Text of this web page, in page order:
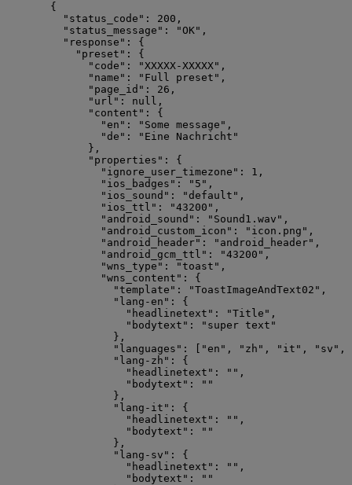
{
"status_code" : 200 ,
"status_message" : "OK" ,
"response" : {
"preset" : {
"code" : "XXXXX-XXXXX" ,
"name" : " Full preset " ,
"page_id" : 26 ,
"url" : null ,
"content" : {
"en" : " Some message " ,
"de" : " Eine Nachricht "
},
"properties" : {
"ignore_user_timezone" : 1 ,
"ios_badges" : " 5 " ,
"ios_sound" : "default " ,
"ios_ttl" : "43200 " ,
"android_sound" : " Sound1.wav " ,
"android_custom_icon" : " icon.png " ,
"android_header" : " android_header" ,
"android_gcm_ttl" : "43200 " ,
"wns_type" : " toast " ,
"wns_content" : {
"template" : "ToastImageAndText02 " ,
"lang-en" : {
"headlinetext" : "Title " ,
"bodytext" : " super text "
},
"languages" : [ " en " , " zh " , " it " , " sv " ,
"lang-zh" : {
"headlinetext" : "" ,
"bodytext" :
""
},
"lang-it" : {
"headlinetext" : "" ,
"bodytext" :
""
},
"lang-sv" : {
"headlinetext" : "" ,
"bodytext" :
""